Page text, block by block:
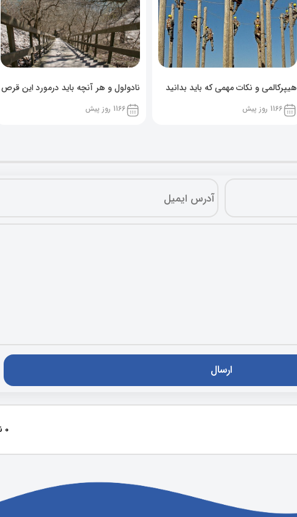
هیپرکالمی و نکات مهمی که باید بدانید
1166 روز پیش
نادولول و هر آنچه باید درمورد این قرص
خوراکی بدانید!
1166 روز پیش
0 نظر